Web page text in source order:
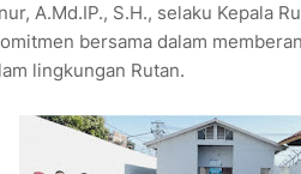
A.Md.IP., S.H., selaku Kepala
bersama dalam
lingkungan Rutan.